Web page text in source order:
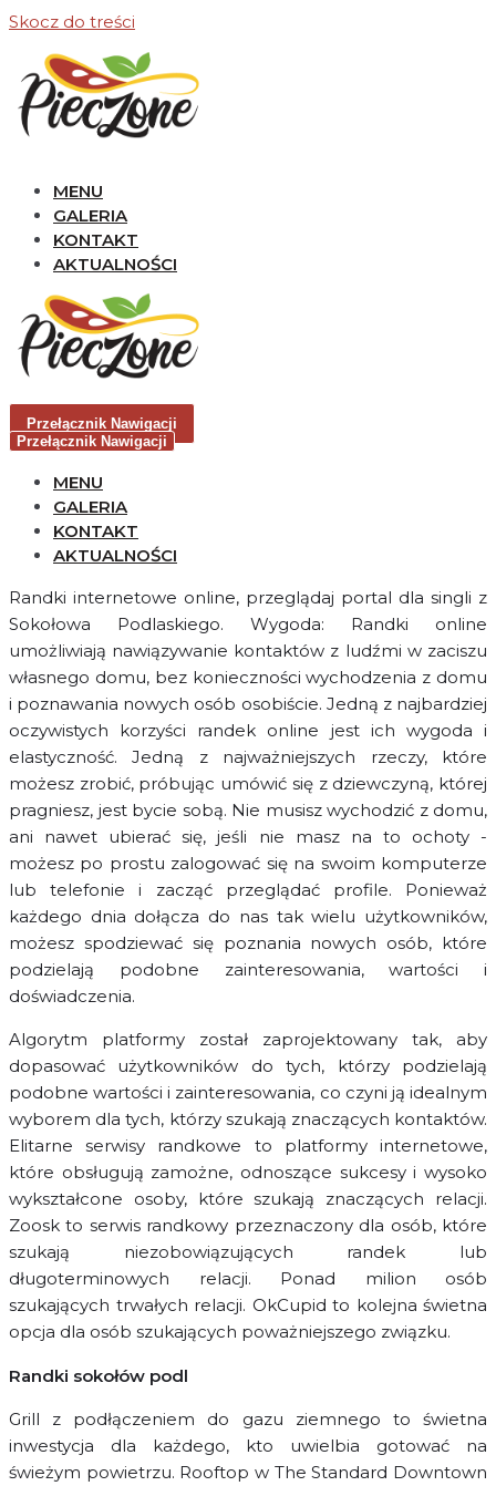
Skocz do treści
MENU
GALERIA
KONTAKT
AKTUALNOŚCI
Przełącznik Nawigacji
Przełącznik Nawigacji
MENU
GALERIA
KONTAKT
AKTUALNOŚCI
Randki internetowe online, przeglądaj portal dla singli z
Sokołowa Podlaskiego. Wygoda: Randki online
umożliwiają nawiązywanie kontaktów z ludźmi w zaciszu
własnego domu, bez konieczności wychodzenia z domu
i poznawania nowych osób osobiście. Jedną z najbardziej
oczywistych korzyści randek online jest ich wygoda i
elastyczność. Jedną z najważniejszych rzeczy, które
możesz zrobić, próbując umówić się z dziewczyną, której
pragniesz, jest bycie sobą. Nie musisz wychodzić z domu,
ani nawet ubierać się, jeśli nie masz na to ochoty -
możesz po prostu zalogować się na swoim komputerze
lub telefonie i zacząć przeglądać profile. Ponieważ
każdego dnia dołącza do nas tak wielu użytkowników,
możesz spodziewać się poznania nowych osób, które
podzielają podobne zainteresowania, wartości i
doświadczenia.
Algorytm platformy został zaprojektowany tak, aby
dopasować użytkowników do tych, którzy podzielają
podobne wartości i zainteresowania, co czyni ją idealnym
wyborem dla tych, którzy szukają znaczących kontaktów.
Elitarne serwisy randkowe to platformy internetowe,
które obsługują zamożne, odnoszące sukcesy i wysoko
wykształcone osoby, które szukają znaczących relacji.
Zoosk to serwis randkowy przeznaczony dla osób, które
szukają niezobowiązujących randek lub
długoterminowych relacji. Ponad milion osób
szukających trwałych relacji. OkCupid to kolejna świetna
opcja dla osób szukających poważniejszego związku.
Randki sokołów podl
Grill z podłączeniem do gazu ziemnego to świetna
inwestycja dla każdego, kto uwielbia gotować na
świeżym powietrzu. Rooftop w The Standard Downtown